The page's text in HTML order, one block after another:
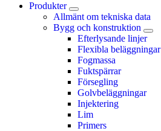
Produkter
Allmänt om tekniska data
Bygg och konstruktion
Efterlysande linjer
Flexibla beläggningar
Fogmassa
Fuktspärrar
Försegling
Golvbeläggningar
Injektering
Lim
Primers